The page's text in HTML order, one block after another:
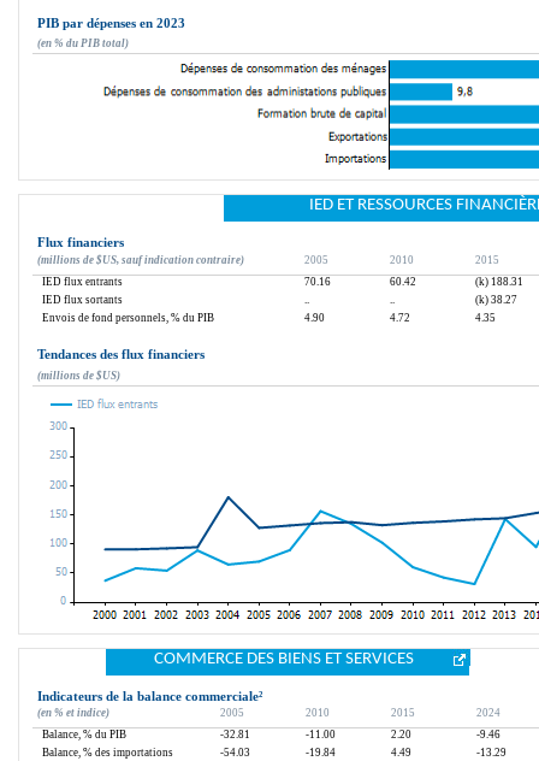
PIB par dépenses en 2023
(en % du PIB total)
IED ET RESSOURCES
Flux financiers
(millions de $US, sauf indication contraire) 2005 2010
2015
IED flux entrants
70.16 60.42
(k) 188.31
IED flux sortants
(k) 38.27
Envois de fond personnels, % du PIB
4.90 4.72 4.35
Tendances des flux financiers
(millions de $US)
COMMERCE DES BIENS ET SERVICES
Indicateurs de la balance commerciale²
(en % et indice) 2005 2010 2015
2024
Balance, % du PIB
-32.81 -11.00 2.20
-9.46
Balance, % des importations
-54.03 -19.84 4.49
-13.29